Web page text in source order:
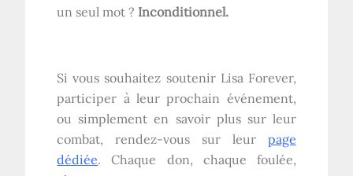
un seul mot ? Inconditionnel.
Si vous souhaitez soutenir Lisa Forever,
participer à leur prochain événement,
ou simplement en savoir plus sur leur
combat, rendez-vous sur leur page
dédiée. Chaque don, chaque foulée,